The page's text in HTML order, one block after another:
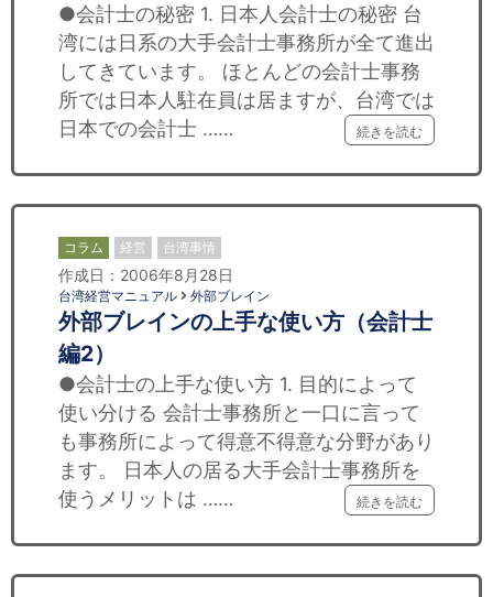
●会計士の秘密 1. 日本人会計士の秘密 台
湾には日系の大手会計士事務所が全て進出
してきています。 ほとんどの会計士事務
所では日本人駐在員は居ますが、台湾では
日本での会計士 ……
続きを読む
コラム 経営 台湾事情
作成日：2006年8月28日
台湾経営マニュアル 外部ブレイン
外部ブレインの上手な使い方（会計士
編2）
●会計士の上手な使い方 1. 目的によって
使い分ける 会計士事務所と一口に言って
も事務所によって得意不得意な分野があり
ます。 日本人の居る大手会計士事務所を
使うメリットは ……
続きを読む